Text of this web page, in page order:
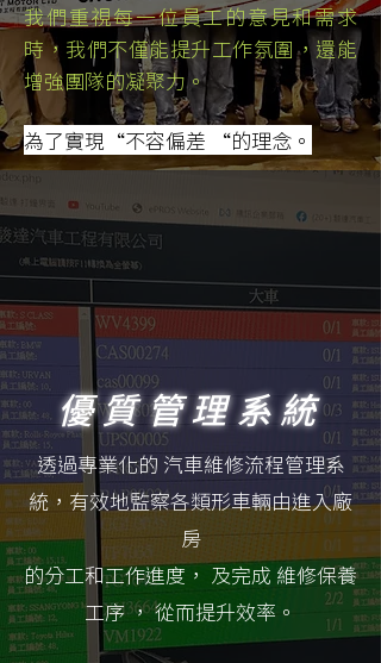
我們重視每一位員工的意見和需求
時，我們不僅能提升工作氛圍，還能
增強團隊的凝聚力。
為了實現“不容偏差 “的理念。
優質管理系統
透過專業化的 汽車維修流程管理系
統，有效地監察各類形車輛由進入廠
房
的分工和工作進度， 及完成 維修保養
工序 ， 從而提升效率。